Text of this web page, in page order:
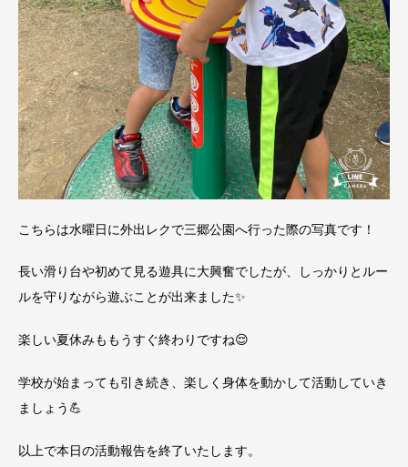
こちらは水曜日に外出レクで三郷公園へ行った際の写真です！
長い滑り台や初めて見る遊具に大興奮でしたが、しっかりとルー
ルを守りながら遊ぶことが出来ました✨
楽しい夏休みももうすぐ終わりですね😌
学校が始まっても引き続き、楽しく身体を動かして活動していき
ましょう💪
以上で本日の活動報告を終了いたします。